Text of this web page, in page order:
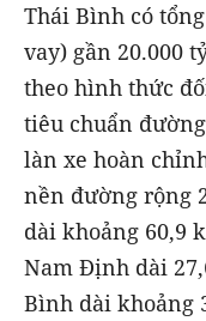
Thái Bình có
vay) gần 20.000
theo hình thức
tiêu chuẩn
làn xe hoàn
nền đường rộng
dài khoảng 60,9
Nam Định dài
Bình dài khoảng